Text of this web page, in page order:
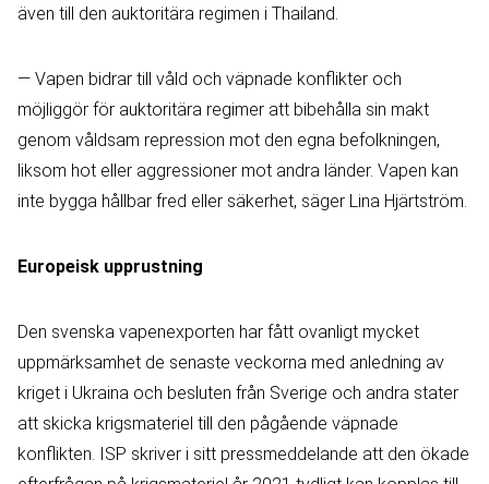
även till den auktoritära regimen i Thailand.
— Vapen bidrar till våld och väpnade konflikter och
möjliggör för auktoritära regimer att bibehålla sin makt
genom våldsam repression mot den egna befolkningen,
liksom hot eller aggressioner mot andra länder. Vapen kan
inte bygga hållbar fred eller säkerhet, säger Lina Hjärtström.
Europeisk upprustning
Den svenska vapenexporten har fått ovanligt mycket
uppmärksamhet de senaste veckorna med anledning av
kriget i Ukraina och besluten från Sverige och andra stater
att skicka krigsmateriel till den pågående väpnade
konflikten. ISP skriver i sitt pressmeddelande att den ökade